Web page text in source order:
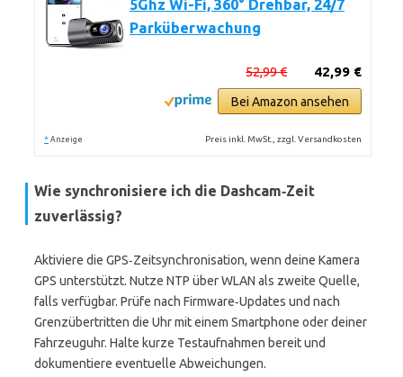
5Ghz Wi-Fi, 360° Drehbar, 24/7
Parküberwachung
42,99 €
52,99 €
Bei Amazon ansehen
* Anzeige Preis inkl. MwSt., zzgl. Versandkosten
Wie synchronisiere ich die Dashcam‑Zeit
zuverlässig?
Aktiviere die GPS‑Zeitsynchronisation, wenn deine Kamera
GPS unterstützt. Nutze NTP über WLAN als zweite Quelle,
falls verfügbar. Prüfe nach Firmware‑Updates und nach
Grenzübertritten die Uhr mit einem Smartphone oder deiner
Fahrzeuguhr. Halte kurze Testaufnahmen bereit und
dokumentiere eventuelle Abweichungen.